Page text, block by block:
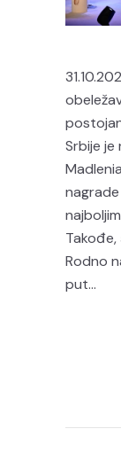
Srbije
Rodno
put...